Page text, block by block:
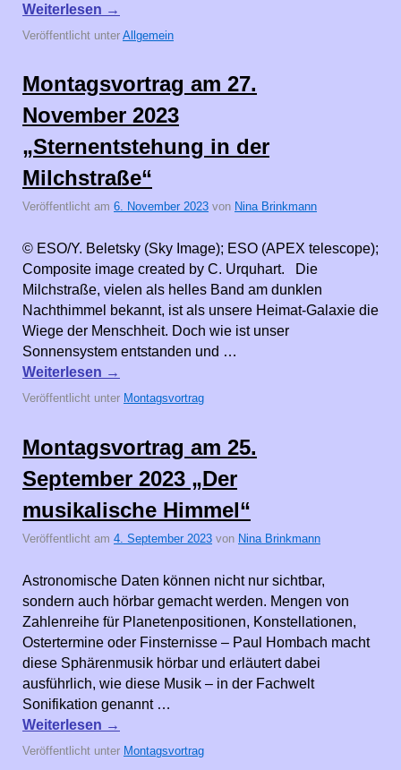
Weiterlesen →
Veröffentlicht unter Allgemein
Montagsvortrag am 27.
November 2023
„Sternentstehung in der
Milchstraße“
Veröffentlicht am 6. November 2023 von Nina Brinkmann
© ESO/Y. Beletsky (Sky Image); ESO (APEX telescope);
Composite image created by C. Urquhart. Die
Milchstraße, vielen als helles Band am dunklen
Nachthimmel bekannt, ist als unsere Heimat-Galaxie die
Wiege der Menschheit. Doch wie ist unser
Sonnensystem entstanden und …
Weiterlesen →
Veröffentlicht unter Montagsvortrag
Montagsvortrag am 25.
September 2023 „Der
musikalische Himmel“
Veröffentlicht am 4. September 2023 von Nina Brinkmann
Astronomische Daten können nicht nur sichtbar,
sondern auch hörbar gemacht werden. Mengen von
Zahlenreihe für Planetenpositionen, Konstellationen,
Ostertermine oder Finsternisse – Paul Hombach macht
diese Sphärenmusik hörbar und erläutert dabei
ausführlich, wie diese Musik – in der Fachwelt
Sonifikation genannt …
Weiterlesen →
Veröffentlicht unter Montagsvortrag